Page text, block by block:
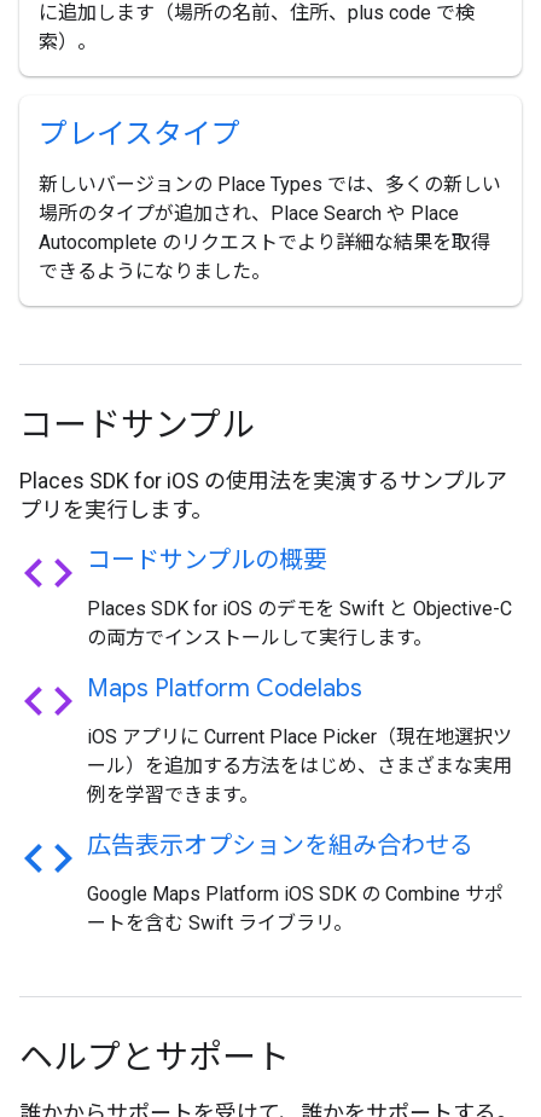
に追加します（場所の名前、住所、plus code で検
索）。
プレイスタイプ
新しいバージョンの Place Types では、多くの新しい
場所のタイプが追加され、Place Search や Place
Autocomplete のリクエストでより詳細な結果を取得
できるようになりました。
コードサンプル
Places SDK for iOS の使用法を実演するサンプルア
プリを実行します。
code コードサンプルの概要
Places SDK for iOS のデモを Swift と Objective-C
の両方でインストールして実行します。
code Maps Platform Codelabs
iOS アプリに Current Place Picker（現在地選択ツ
ール）を追加する方法をはじめ、さまざまな実用
例を学習できます。
code 広告表示オプションを組み合わせる
Google Maps Platform iOS SDK の Combine サポ
ートを含む Swift ライブラリ。
ヘルプとサポート